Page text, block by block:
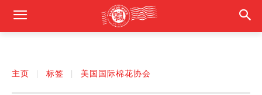
主页 标签 美国国际棉花协会